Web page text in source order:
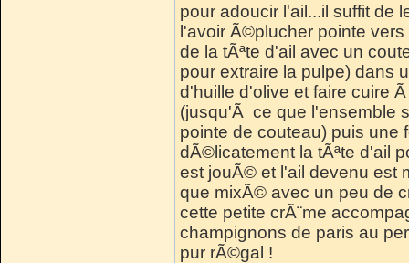
pour adoucir l'ail...il suffit de
l'avoir Ã©plucher pointe
de la tÃªte d'ail avec un
pour extraire la pulpe) dans
d'huille d'olive et faire cuire
(jusqu'Ã ce que l'ensemble
pointe de couteau) puis une
dÃ©licatement la tÃªte d'ail
est jouÃ© et l'ail devenu est
que mixÃ© avec un peu de
cette petite crÃ¨me
champignons de paris au
pur rÃ©gal !